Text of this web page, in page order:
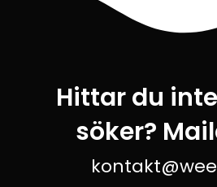
Hittar du
söker?